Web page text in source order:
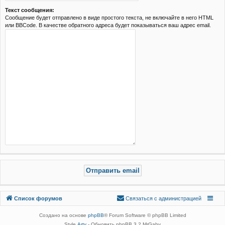
Текст сообщения:
Сообщение будет отправлено в виде простого текста, не включайте в него HTML
или BBCode. В качестве обратного адреса будет показываться ваш адрес email.
Список форумов
Связаться с
Связаться с администрацией
Создано на основе phpBB® Forum Software © phpBB Limited